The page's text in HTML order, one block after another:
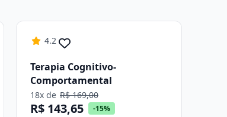
4.2
Terapia Cognitivo-
Comportamental
18x de R$ 169,00
R$ 143,65 -15%